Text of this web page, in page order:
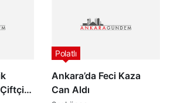
Ankara’da Feci Kaza
Can Aldı
2 yıl önce